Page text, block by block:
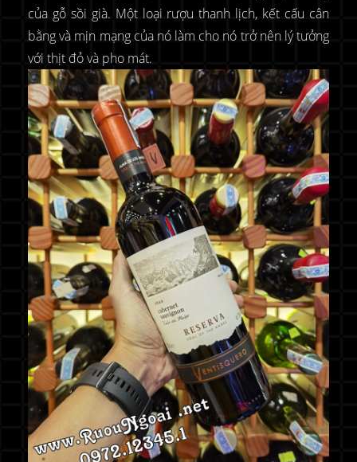
của gỗ sồi già. Một loại rượu thanh lịch, kết cấu cân
bằng và mịn mạng của nó làm cho nó trở nên lý tưởng
với thịt đỏ và pho mát.